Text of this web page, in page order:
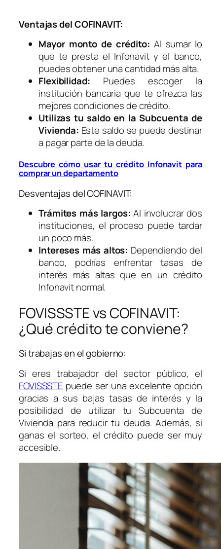
Ventajas del COFINAVIT:
Mayor monto de crédito: Al sumar lo
que te presta el Infonavit y el banco,
puedes obtener una cantidad más alta.
Flexibilidad: Puedes escoger la
institución bancaria que te ofrezca las
mejores condiciones de crédito.
Utilizas tu saldo en la Subcuenta de
Vivienda: Este saldo se puede destinar
a pagar parte de la deuda.
Descubre cómo usar tu crédito Infonavit para
comprar un departamento
Desventajas del COFINAVIT:
Trámites más largos: Al involucrar dos
instituciones, el proceso puede tardar
un poco más.
Intereses más altos: Dependiendo del
banco, podrías enfrentar tasas de
interés más altas que en un crédito
Infonavit normal.
FOVISSSTE vs COFINAVIT:
¿Qué crédito te conviene?
Si trabajas en el gobierno:
Si eres trabajador del sector público, el
FOVISSSTE puede ser una excelente opción
gracias a sus bajas tasas de interés y la
posibilidad de utilizar tu Subcuenta de
Vivienda para reducir tu deuda. Además, si
ganas el sorteo, el crédito puede ser muy
accesible.